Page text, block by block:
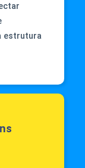
estrutura